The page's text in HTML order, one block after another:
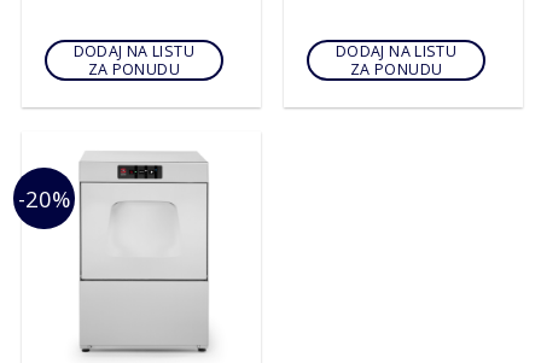
DODAJ NA LISTU
ZA PONUDU
DODAJ NA LISTU
ZA PONUDU
-20%